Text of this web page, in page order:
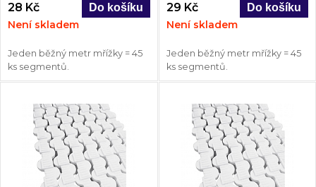
28 Kč
Není skladem
Jeden běžný metr mřížky = 45
ks segmentů.
29 Kč
Není skladem
Jeden běžný metr mřížky = 45
ks segmentů.